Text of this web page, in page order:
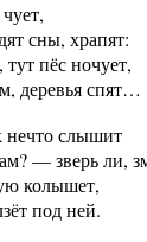
сны, храпят:
пёс ночует,
деревья спят…
нечто слышит
— зверь ли,
колышет,
под ней.